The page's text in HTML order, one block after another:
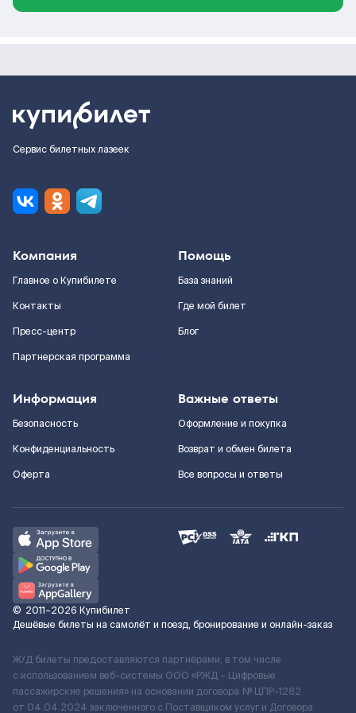
Сервис билетных лазеек
Компания
Главное о Купибилете
Контакты
Пресс-центр
Партнерская программа
Помощь
База знаний
Где мой билет
Блог
Информация
Безопасность
Конфиденциальность
Оферта
Важные ответы
Оформление и покупка
Возврат и обмен билета
Все вопросы и ответы
© 2011–2026 Купибилет
Дешёвые билеты на самолёт и поезд, бронирование и онлайн-заказ
Ж/Д билеты предоставляются партнёрами, в том числе
с использованием веб-системы ООО «РЖД – Цифровые
пассажирские решения» на основании договора № ЦПР-1282
от 04.04.2024 заключенного с Поставщиком услуг и Договора